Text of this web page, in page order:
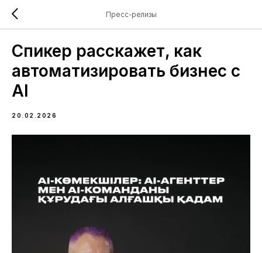
Пресс-релизы
Спикер расскажет, как
автоматизировать бизнес с
AI
20.02.2026